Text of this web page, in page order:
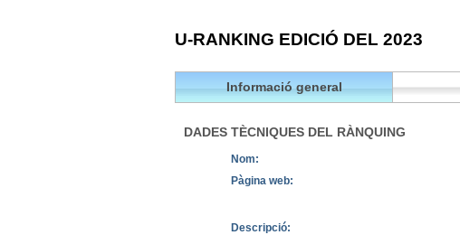
U-RANKING EDICIÓ DEL 2023
Informació general
DADES TÈCNIQUES DEL RÀNQUING
Nom:
Pàgina web:
Descripció: